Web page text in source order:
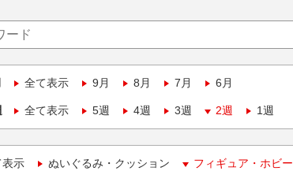
全て表示 9月 8月 7月 6月
全て表示 5週 4週 3週 2週 1週
表示 ぬいぐるみ・クッション フィギュア・ホビー